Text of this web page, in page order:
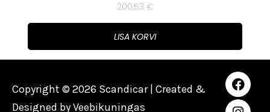
200,53 €
LISA KORVI
Copyright © 2026 Scandicar | Created &
Designed byVeebikuningas